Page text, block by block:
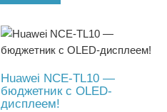
Huawei NCE-TL10 —
бюджетник с OLED-
дисплеем!